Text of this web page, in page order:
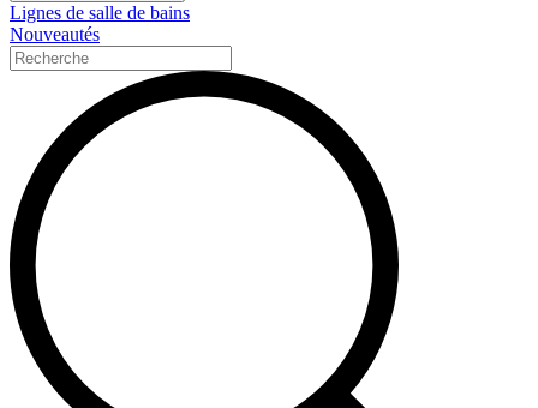
Lignes de salle de bains
Nouveautés